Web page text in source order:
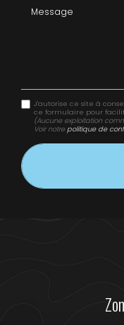
Message
J'autorise ce site à
ce formulaire pour
(Aucune exploitation
Voir notre politique de